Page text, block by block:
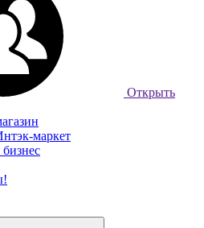
Открыть
маркет